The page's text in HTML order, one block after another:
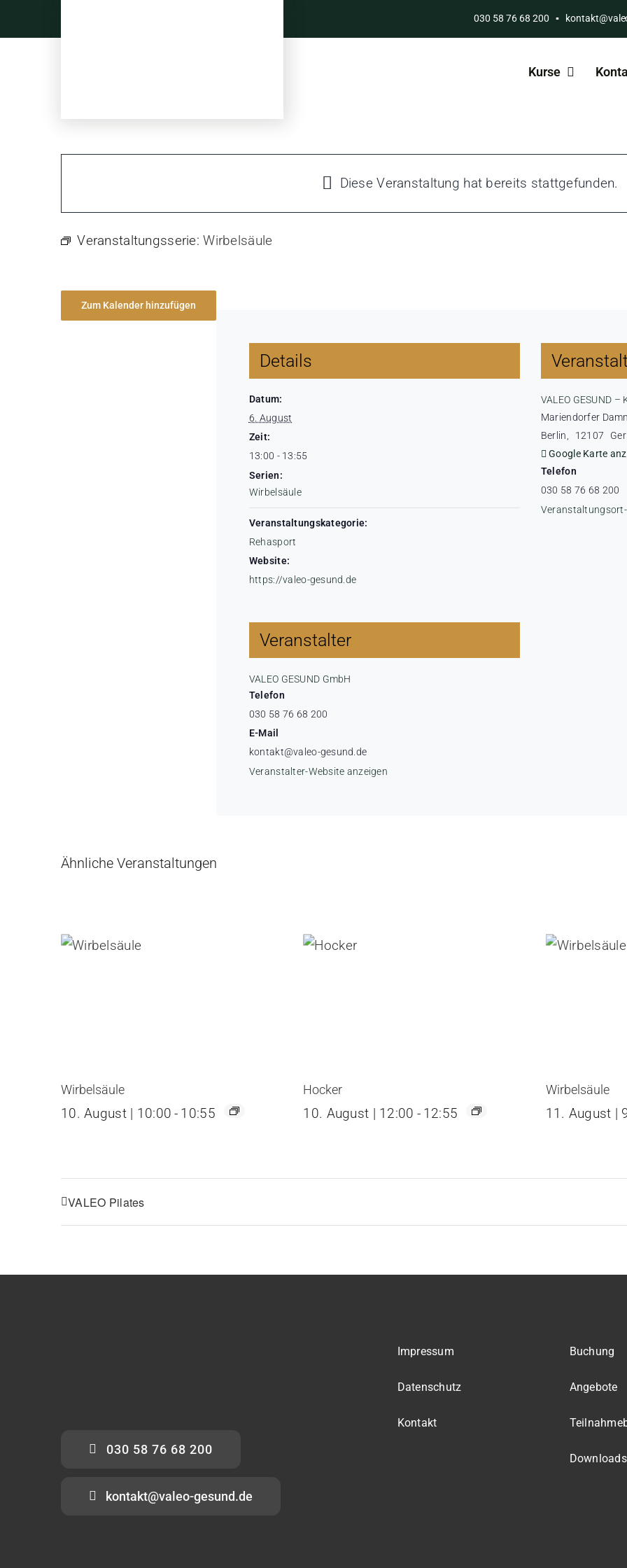
030 58 76 68 200 ▪
Kurse
Diese Veranstaltung hat bereits stattgefunden.
Veranstaltungsserie:Wirbelsäule
Zum Kalender hinzufügen
Details
Datum:
6. August
Zeit:
13:00 - 13:55
Serien:
Wirbelsäule
Veranstaltungskategorie:
Rehasport
Website:
https://valeo-gesund.de
Veranstalter
VALEO GESUND GmbH
Telefon
030 58 76 68 200
E-Mail
kontakt@valeo-gesund.de
Veranstalter-Website anzeigen
VALEO GESUND –
Mariendorfer
Berlin
12107
Google Karte
Telefon
030 58 76 68 200
Ähnliche Veranstaltungen
Wirbelsäule
10. August | 10:00 - 10:55
Hocker
10. August | 12:00 - 12:55
Wirbelsäule
11. August |
VALEO Pilates
030 58 76 68 200
kontakt@valeo-gesund.de
Impressum
Datenschutz
Kontakt
Buchung
Angebote
Downloads